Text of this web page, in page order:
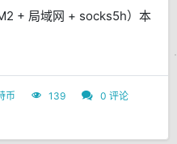
+ 局域网 + socks5h）本
币 139
0 评论